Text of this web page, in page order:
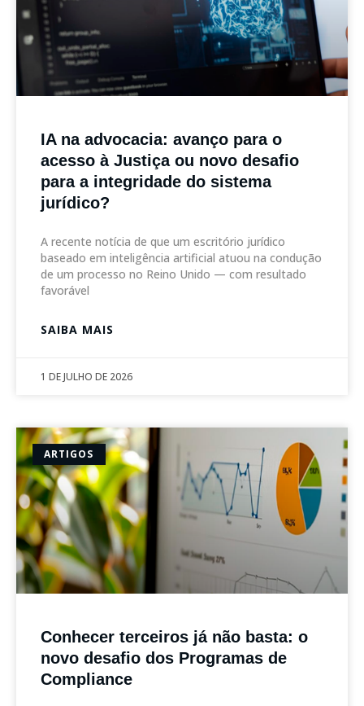
IA na advocacia: avanço para o
acesso à Justiça ou novo desafio
para a integridade do sistema
jurídico?
A recente notícia de que um escritório jurídico
baseado em inteligência artificial atuou na condução
de um processo no Reino Unido — com resultado
favorável
SAIBA MAIS
1 DE JULHO DE 2026
ARTIGOS
Conhecer terceiros já não basta: o
novo desafio dos Programas de
Compliance